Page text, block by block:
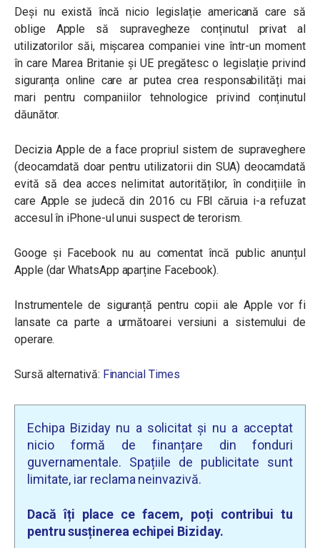
Deși nu există încă nicio legislație americană care să
oblige Apple să supravegheze conținutul privat al
utilizatorilor săi, mișcarea companiei vine într-un moment
în care Marea Britanie și UE pregătesc o legislație privind
siguranța online care ar putea crea responsabilități mai
mari pentru companiilor tehnologice privind conținutul
dăunător.
Decizia Apple de a face propriul sistem de supraveghere
(deocamdată doar pentru utilizatorii din SUA) deocamdată
evită să dea acces nelimitat autorităților, în condițiile în
care Apple se judecă din 2016 cu FBI căruia i-a refuzat
accesul în iPhone-ul unui suspect de terorism.
Googe și Facebook nu au comentat încă public anunțul
Apple (dar WhatsApp aparține Facebook).
Instrumentele de siguranță pentru copii ale Apple vor fi
lansate ca parte a următoarei versiuni a sistemului de
operare.
Sursă alternativă: Financial Times
Echipa Biziday nu a solicitat și nu a acceptat
nicio formă de finanțare din fonduri
guvernamentale. Spațiile de publicitate sunt
limitate, iar reclama neinvazivă.
Dacă îți place ce facem, poți contribui tu
pentru susținerea echipei Biziday.